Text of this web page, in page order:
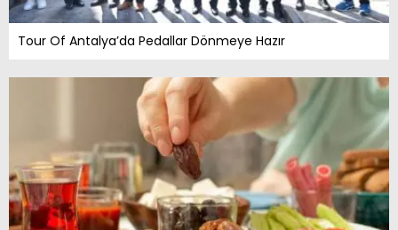
Tour Of Antalya’da Pedallar Dönmeye Hazır